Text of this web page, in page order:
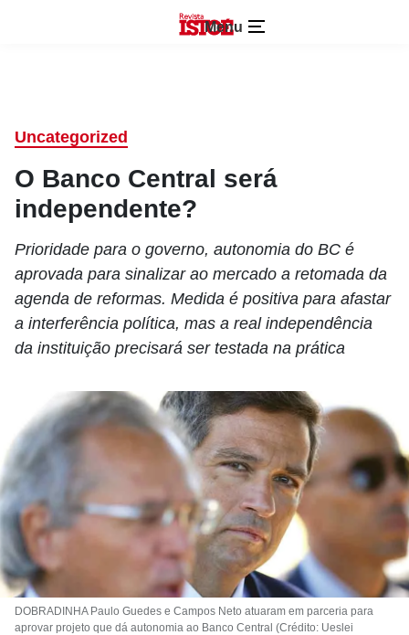
Menu
Uncategorized
O Banco Central será
independente?
Prioridade para o governo, autonomia do BC é
aprovada para sinalizar ao mercado a retomada da
agenda de reformas. Medida é positiva para afastar
a interferência política, mas a real independência
da instituição precisará ser testada na prática
DOBRADINHA Paulo Guedes e Campos Neto atuaram em parceria para
aprovar projeto que dá autonomia ao Banco Central (Crédito: Ueslei